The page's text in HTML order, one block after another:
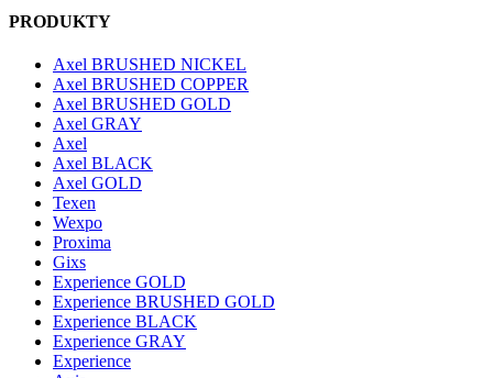
PRODUKTY
Axel BRUSHED NICKEL
Axel BRUSHED COPPER
Axel BRUSHED GOLD
Axel GRAY
Axel
Axel BLACK
Axel GOLD
Texen
Wexpo
Proxima
Gixs
Experience GOLD
Experience BRUSHED GOLD
Experience BLACK
Experience GRAY
Experience